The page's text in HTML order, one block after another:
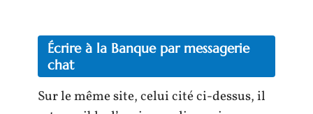
Écrire à la Banque par messagerie
chat
Sur le même site, celui cité ci-dessus, il